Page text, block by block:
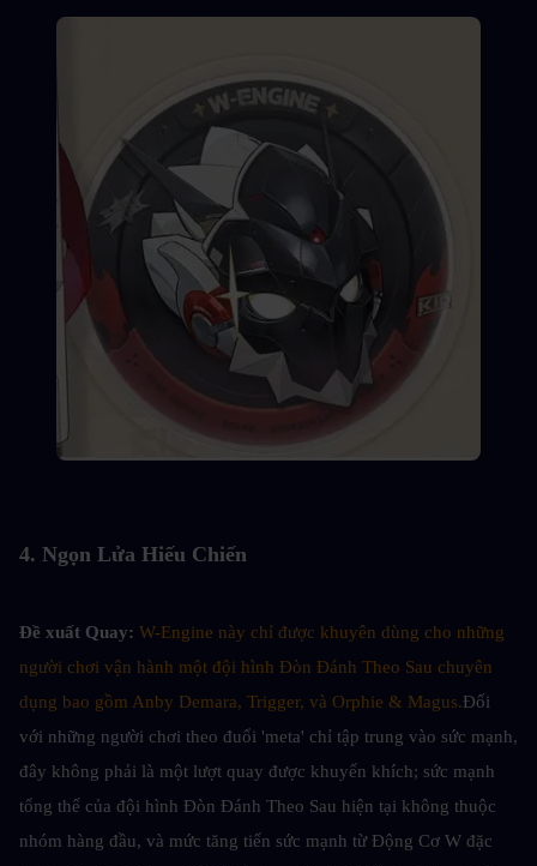
4. Ngọn Lửa Hiếu Chiến
Đề xuất Quay: W-Engine này chỉ được khuyên dùng cho những
người chơi vận hành một đội hình Đòn Đánh Theo Sau chuyên
dụng bao gồm Anby Demara, Trigger, và Orphie & Magus.Đối
với những người chơi theo đuổi 'meta' chỉ tập trung vào sức mạnh,
đây không phải là một lượt quay được khuyến khích; sức mạnh
tổng thể của đội hình Đòn Đánh Theo Sau hiện tại không thuộc
nhóm hàng đầu, và mức tăng tiến sức mạnh từ Động Cơ W đặc